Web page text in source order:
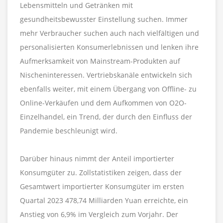
Lebensmitteln und Getränken mit
gesundheitsbewusster Einstellung suchen. Immer
mehr Verbraucher suchen auch nach vielfältigen und
personalisierten Konsumerlebnissen und lenken ihre
Aufmerksamkeit von Mainstream-Produkten auf
Nischeninteressen. Vertriebskanäle entwickeln sich
ebenfalls weiter, mit einem Übergang von Offline- zu
Online-Verkäufen und dem Aufkommen von O2O-
Einzelhandel, ein Trend, der durch den Einfluss der
Pandemie beschleunigt wird.
Darüber hinaus nimmt der Anteil importierter
Konsumgüter zu. Zollstatistiken zeigen, dass der
Gesamtwert importierter Konsumgüter im ersten
Quartal 2023 478,74 Milliarden Yuan erreichte, ein
Anstieg von 6,9% im Vergleich zum Vorjahr. Der